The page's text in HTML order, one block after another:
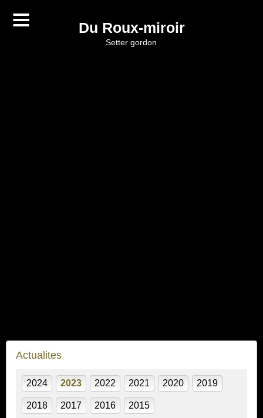
Du Roux-miroir
setter gordon
Actualites
2024 2023 2022 2021 2020 2019
2018 2017 2016 2015